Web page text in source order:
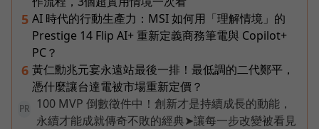
5 AI 時代的行動生產力：MSI 如何用「理解情境」的
Prestige 14 Flip AI+ 重新定義商務筆電與 Copilot+
PC？
6 黃仁勳兆元宴永遠站最後一排！最低調的二代鄭平，
憑什麼讓台達電被市場重新定價？
PR
100 MVP 倒數徵件中！創新才是持續成長的動能，
永續才能成就傳奇不敗的經典➤讓每一步改變被看見